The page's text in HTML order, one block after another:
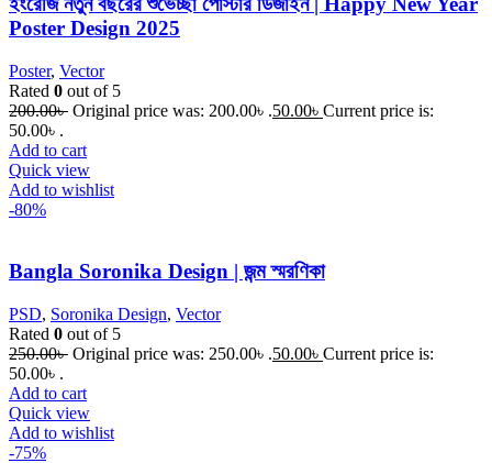
Poster Design 2025
Poster, Vector
Rated 0 out of 5
200.00৳ Original price was: 200.00৳ .50.00৳ Current price is:
50.00৳ .
Add to cart
Quick view
Add to wishlist
-80%
Bangla Soronika Design | জন্ম স্মরণিকা
PSD, Soronika Design, Vector
Rated 0 out of 5
250.00৳ Original price was: 250.00৳ .50.00৳ Current price is:
50.00৳ .
Add to cart
Quick view
Add to wishlist
-75%